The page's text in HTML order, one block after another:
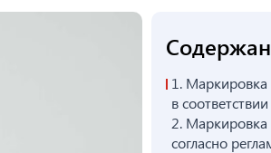
1. Маркировка
в
ТР ТС 005/2011
2. Маркировка
согласно